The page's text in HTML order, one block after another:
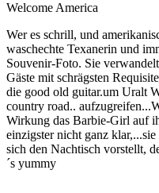
Welcome America
Wer es schrill, und
waschechte Texanerin und
Souvenir-Foto. Sie
Gäste mit schrägsten
die good old guitar.um Uralt
country road..
Wirkung das Barbie-Girl auf
einzigster nicht ganz
sich den Nachtisch vorstellt,
´s yummy